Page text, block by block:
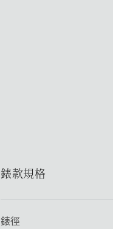
錶款規格
錶徑